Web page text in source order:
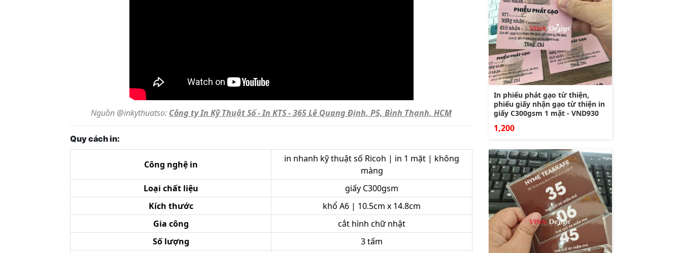
Nguồn @inkythuatso: Công ty In Kỹ Thuật Số - In KTS - 365 Lê Quang Định, P5, Bình Thạnh, HCM
Quy cách in:
Công nghệ in
in nhanh kỹ thuật số Ricoh | in 1 mặt | không
màng
Loại chất liệu
giấy C300gsm
Kích thước
khổ A6 | 10.5cm x 14.8cm
Gia công
cắt hình chữ nhật
Số lượng
3 tấm
In phiếu phát gạo từ thiện,
phiếu giấy nhận gạo từ thiện in
giấy C300gsm 1 mặt - VND930
1,200